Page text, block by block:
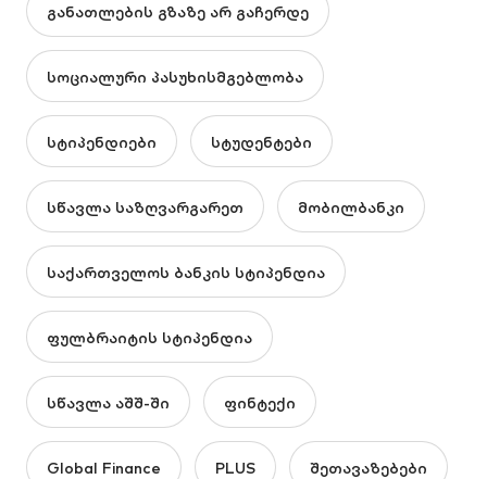
განათლების გზაზე არ გაჩერდე
სოციალური პასუხისმგებლობა
სტიპენდიები სტუდენტები
სწავლა საზღვარგარეთ მობილბანკი
საქართველოს ბანკის სტიპენდია
ფულბრაიტის სტიპენდია
სწავლა აშშ-ში ფინტექი
Global Finance PLUS შეთავაზებები